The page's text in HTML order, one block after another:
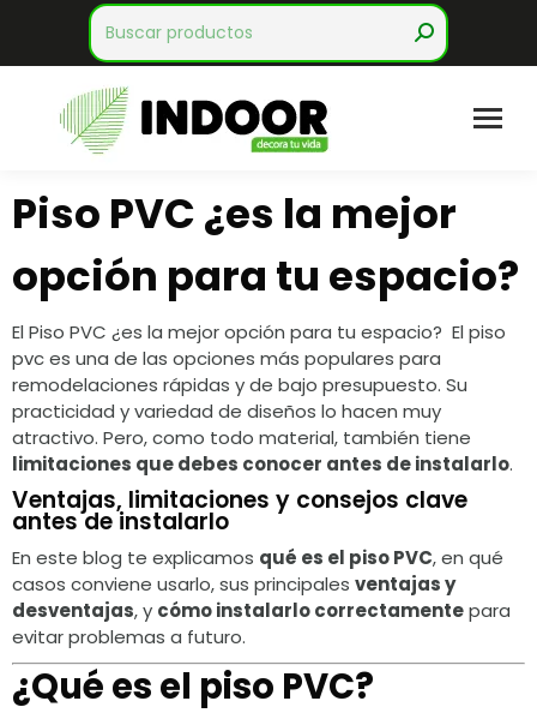
Search:
Piso PVC ¿es la mejor
opción para tu espacio?
El Piso PVC ¿es la mejor opción para tu espacio? El piso
pvc es una de las opciones más populares para
remodelaciones rápidas y de bajo presupuesto. Su
practicidad y variedad de diseños lo hacen muy
atractivo. Pero, como todo material, también tiene
limitaciones que debes conocer antes de instalarlo.
Ventajas, limitaciones y consejos clave
antes de instalarlo
En este blog te explicamos qué es el piso PVC, en qué
casos conviene usarlo, sus principales ventajas y
desventajas, y cómo instalarlo correctamentepara
evitar problemas a futuro.
¿Qué es el piso PVC?